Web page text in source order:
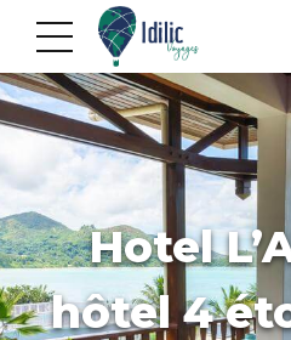
Hotel
hôtel 4